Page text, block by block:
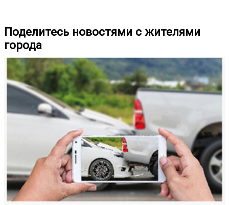
Поделитесь новостями с жителями
города